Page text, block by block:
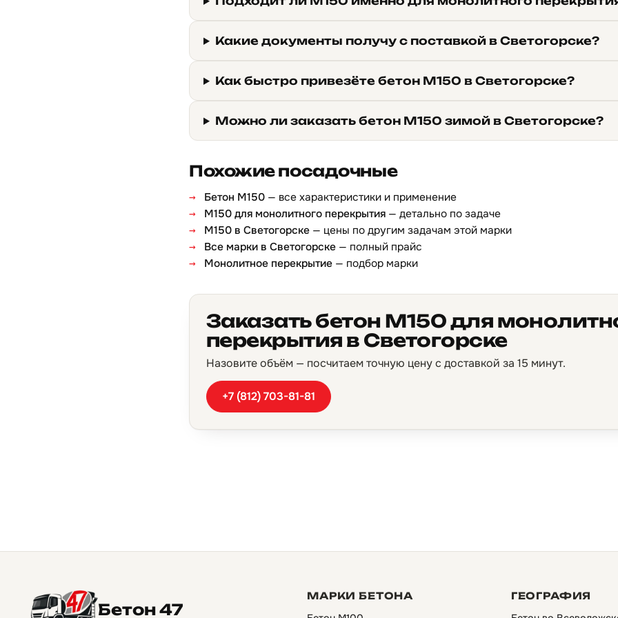
Какие документы получу с поставкой в Светогорске?
Как быстро привезёте бетон М150 в Светогорске?
Можно ли заказать бетон М150 зимой в Светогорске?
Похожие посадочные
Бетон М150 — все характеристики и применение
М150 для монолитного перекрытия — детально по задаче
М150 в Светогорске — цены по другим задачам этой марки
Все марки в Светогорске — полный прайс
Монолитное перекрытие — подбор марки
Заказать бетон М150 для
перекрытия в Светогорске
Назовите объём — посчитаем точную цену с доставкой за 15 минут.
+7 (812) 703-81-81
Бетон 47
МАРКИ БЕТОНА ГЕОГРАФИЯ